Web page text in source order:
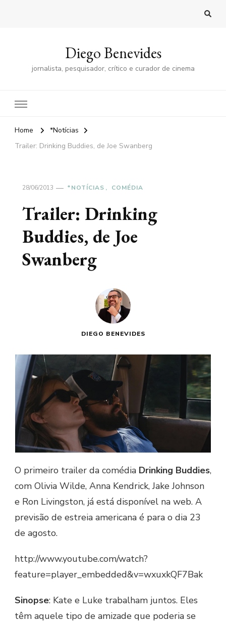
Diego Benevides
jornalista, pesquisador, crítico e curador de cinema
Home
*Notícias
Trailer: Drinking Buddies, de Joe Swanberg
28/06/2013 *NOTÍCIAS COMÉDIA
Trailer: Drinking
Buddies, de Joe
Swanberg
DIEGO BENEVIDES
O primeiro trailer da comédia Drinking Buddies,
com Olivia Wilde, Anna Kendrick, Jake Johnson
e Ron Livingston, já está disponível na web. A
previsão de estreia americana é para o dia 23
de agosto.
http://www.youtube.com/watch?
feature=player_embedded&v=wxuxkQF7Bak
Sinopse: Kate e Luke trabalham juntos. Eles
têm aquele tipo de amizade que poderia se